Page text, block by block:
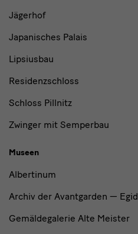
Jägerhof
Japanisches Palais
Lipsiusbau
Residenzschloss
Schloss Pillnitz
Zwinger mit Semperbau
Museen
Albertinum
Archiv der Avantgarden —
Gemäldegalerie Alte Meister